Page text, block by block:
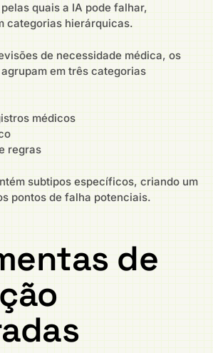
quais a IA pode falhar,
categorias hierárquicas.
de necessidade médica, os
em três categorias
médicos
regras
subtipos específicos, criando um
pontos de falha potenciais.
de